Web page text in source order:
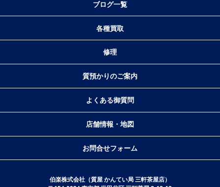
ブログ一覧
各種買取
修理
質預かりのご案内
よくある御質問
店舗情報・地図
お問合せフォーム
伯楽株式会社（質屋 かんてい局 三軒茶屋店）